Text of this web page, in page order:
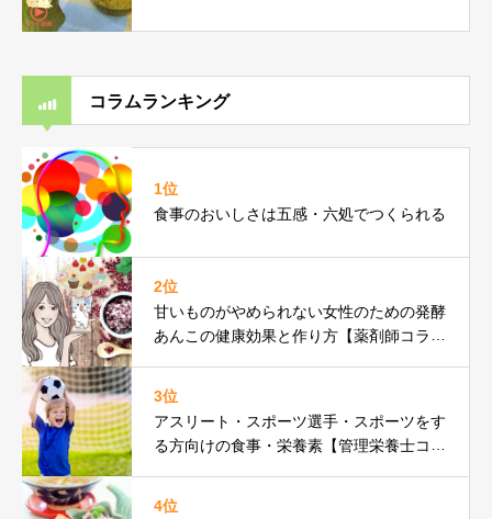
コラムランキング
1位
食事のおいしさは五感・六処でつくられる
2位
甘いものがやめられない女性のための発酵
あんこの健康効果と作り方【薬剤師コラ
3位
アスリート・スポーツ選手・スポーツをす
る方向けの食事・栄養素【管理栄養士コラ
4位